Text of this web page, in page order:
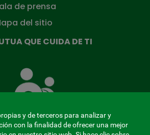
de prensa
del sitio
QUE CUIDA DE TI
Mutua
que
ti
y de terceros para analizar y
con la finalidad de ofrecer una mejor